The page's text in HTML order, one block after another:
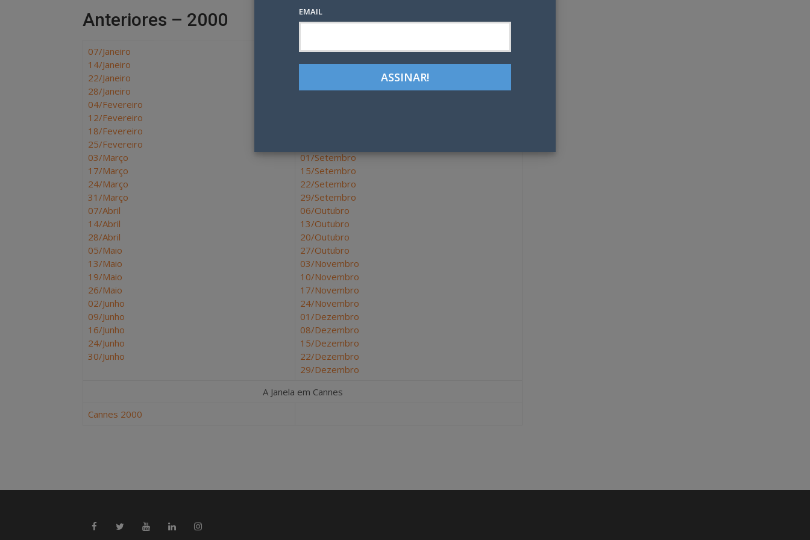
Anteriores – 2000
07/Janeiro
14/Janeiro
22/Janeiro
28/Janeiro
04/Fevereiro
12/Fevereiro
18/Fevereiro
25/Fevereiro
03/Março
17/Março
24/Março
31/Março
07/Abril
14/Abril
28/Abril
05/Maio
13/Maio
19/Maio
26/Maio
02/Junho
09/Junho
16/Junho
24/Junho
30/Junho
07/Julho
14/Julho
28/Julho
01/Setembro
15/Setembro
22/Setembro
29/Setembro
06/Outubro
13/Outubro
20/Outubro
27/Outubro
03/Novembro
10/Novembro
17/Novembro
24/Novembro
01/Dezembro
08/Dezembro
15/Dezembro
22/Dezembro
29/Dezembro
A Janela em Cannes
Cannes 2000
EMAIL